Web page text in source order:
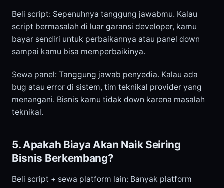
Beli script: Sepenuhnya tanggung jawabmu. Kalau
script bermasalah di luar garansi developer, kamu
bayar sendiri untuk perbaikannya atau panel down
sampai kamu bisa memperbaikinya.
Sewa panel: Tanggung jawab penyedia. Kalau ada
bug atau error di sistem, tim teknikal provider yang
menangani. Bisnis kamu tidak down karena masalah
teknikal.
5. Apakah Biaya Akan Naik Seiring
Bisnis Berkembang?
Beli script + sewa platform lain: Banyak platform